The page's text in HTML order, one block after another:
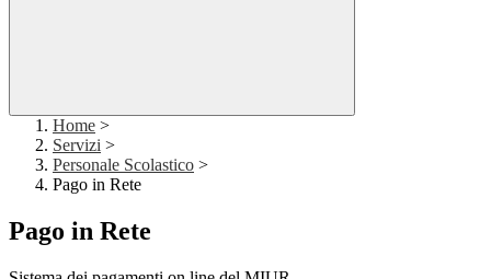
Home >
Servizi >
Personale Scolastico >
Pago in Rete
Pago in Rete